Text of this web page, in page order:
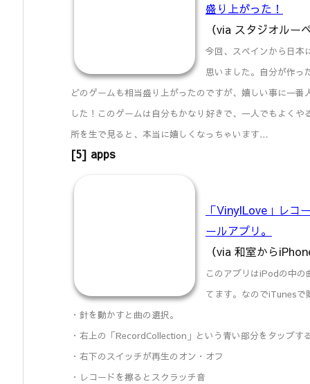
盛り上がった！
（via スタジオルー
今回、スペインから日本
思いました。自分が作っ
どのゲームも相当盛り上がったのですが、嬉しい事に一
した！このゲームは自分もかなり好きで、一人でもよく
所を生で見ると、本当に嬉しくなっちゃいます…
[5] apps
「VinylLove」レコ
ールアプリ。
（via 和室から
このアプリはiPodの中
てます。なのでiTunesで
・針を動かすと曲の選択。
・右上の「RecordCollection」という青い部分をタップす
・右下のスイッチが再生のオン・オフ
・レコードを擦るとスクラッチ音